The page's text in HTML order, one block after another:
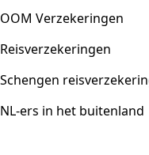
OOM Verzekeringen
Reisverzekeringen
Schengen
NL-ers in het buitenland